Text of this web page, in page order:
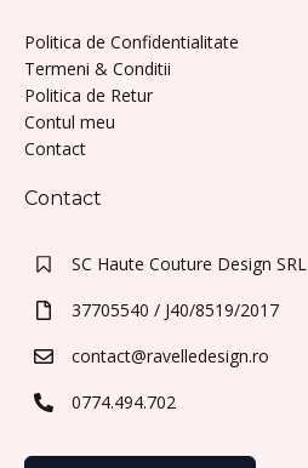
Politica de Confidentialitate
Termeni & Conditii
Politica de Retur
Contul meu
Contact
Contact
SC Haute Couture Design SRL
37705540 / J40/8519/2017
contact@ravelledesign.ro
0774.494.702